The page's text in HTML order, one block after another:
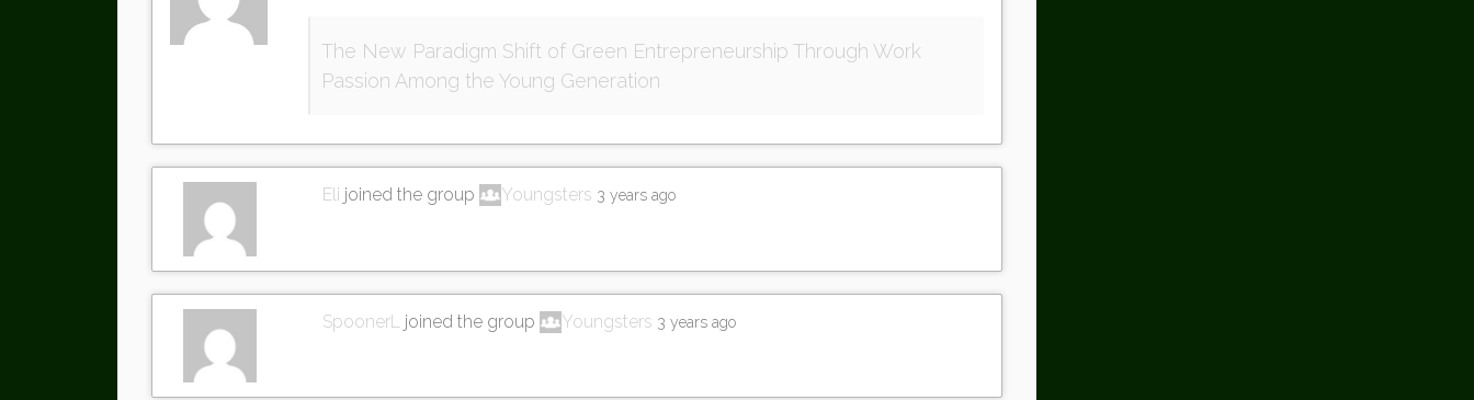
The New Paradigm Shift of Green Entrepreneurship Through Work
Passion Among the Young Generation
Eli joined the group Youngsters 3 years ago
SpoonerL joined the group Youngsters 3 years ago